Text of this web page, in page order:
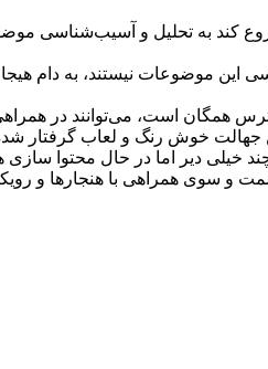
به تحلیل و آسیب‌شناسی موضوع و
موضوعات نیستند، به دام
همگان است، می‌توانند در
جهالت خوش رنگ و لعاب گرفتار
دیر اما در حال محتوا سازی
و سوی همراهی با هنجارها و